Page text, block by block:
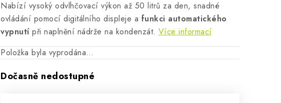
Nabízí vysoký odvlhčovací výkon až 50 litrů za den, snadné
ovládání pomocí digitálního displeje a funkci automatického
vypnutípři naplnění nádrže na kondenzát. Více informací
Položka byla vyprodána…
Dočasně nedostupné